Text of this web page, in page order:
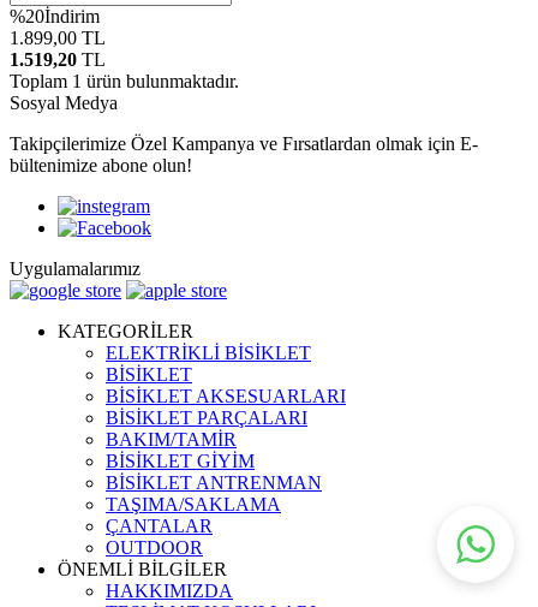
%20İndirim
1.899,00 TL
1.519,20 TL
Toplam 1 ürün bulunmaktadır.
Sosyal Medya
Takipçilerimize Özel Kampanya ve Fırsatlardan olmak için E-
bültenimize abone olun!
Uygulamalarımız
KATEGORİLER
ELEKTRİKLİ BİSİKLET
BİSİKLET
BİSİKLET AKSESUARLARI
BİSİKLET PARÇALARI
BAKIM/TAMİR
BİSİKLET GİYİM
BİSİKLET ANTRENMAN
TAŞIMA/SAKLAMA
ÇANTALAR
OUTDOOR
ÖNEMLİ BİLGİLER
HAKKIMIZDA